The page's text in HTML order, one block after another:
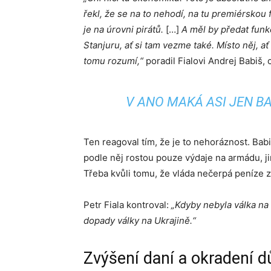
řekl, že se na to nehodí, na tu
je na úrovni pirátů. […] A měl by předat
Stanjuru, ať si tam vezme také. Místo něj,
tomu rozumí,“ poradil Fialovi Andrej Babiš,
V ANO MAKÁ ASI JEN
Ten reagoval tím, že je to nehoráznost.
podle něj rostou pouze výdaje na armádu,
Třeba kvůli tomu, že vláda nečerpá peníze
Petr Fiala kontroval: „Kdyby nebyla válka
dopady války na Ukrajině.“
Zvýšení daní a okradení